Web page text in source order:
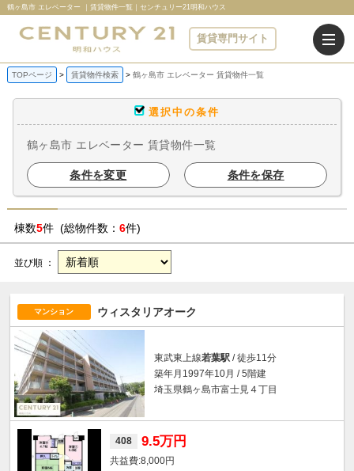
鶴ヶ島市 エレベーター ｜賃貸物件一覧｜センチュリー21明和ハウス
賃貸専門サイト
TOPページ 賃貸物件検索 鶴ヶ島市 エレベーター 賃貸物件一覧
選択中の条件
鶴ヶ島市 エレベーター 賃貸物件一覧
条件を変更 条件を保存
棟数5件 (総物件数： 6件)
並び順 ：
マンション ウィスタリアオーク
東武東上線若葉駅 / 徒歩11分
築年月1997年10月 / 5階建
埼玉県鶴ヶ島市富士見４丁目
408 9.5万円
8,000円